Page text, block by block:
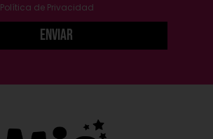
Política de Privacidad
Enviar